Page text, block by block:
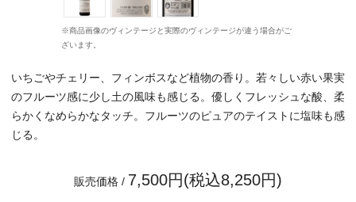
※商品画像のヴィンテージと実際のヴィンテージが違う場合がご
ざいます。
いちごやチェリー、フィンボスなど植物の香り。若々しい赤い果実
のフルーツ感に少し土の風味も感じる。優しくフレッシュな酸、柔
らかくなめらかなタッチ。フルーツのピュアのテイストに塩味も感
じる。
販売価格 / 7,500円(税込8,250円)